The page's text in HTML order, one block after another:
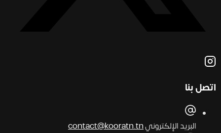
اتصل بنا
البريد الإلكترونيcontact@kooratn.tn